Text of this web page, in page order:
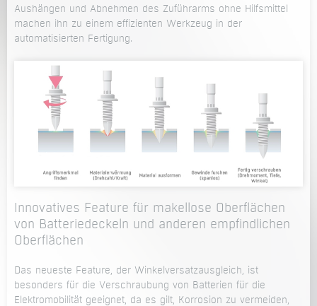
Aushängen und Abnehmen des Zuführarms ohne Hilfsmittel
machen ihn zu einem effizienten Werkzeug in der
automatisierten Fertigung.
Innovatives Feature für makellose Oberflächen
von Batteriedeckeln und anderen empfindlichen
Oberflächen
Das neueste Feature, der Winkelversatzausgleich, ist
besonders für die Verschraubung von Batterien für die
Elektromobilität geeignet, da es gilt, Korrosion zu vermeiden,